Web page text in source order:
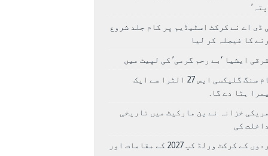
ڈی اے نے کرکٹ اسٹیڈیم پر کام جلد شروع
کا فیصلہ کر لیا
ایشیا ‘بے رحم گرمی’ کی لپیٹ میں
سام سنگ گلیکسی ایس 27 الٹرا سے ایک
ہٹا دے گا.
خزانہ نے ین مارکیٹ میں تاریخی
کی
مردوں کے کرکٹ ورلڈ کپ 2027 کے مقامات اور